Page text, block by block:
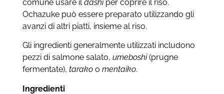
comune usare ildashi per coprire il riso.
Ochazuke può essere preparato utilizzando gli
avanzi di altri piatti, insieme al riso.
Gli ingredienti generalmente utilizzati includono
pezzi di salmone salato, umeboshi(prugne
fermentate), tarakoo mentaiko.
Ingredienti